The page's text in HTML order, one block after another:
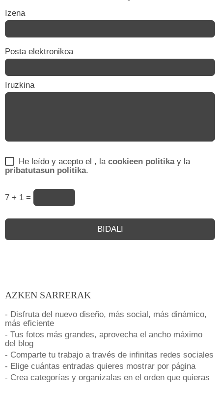
Izena
Posta elektronikoa
Iruzkina
He leído y acepto el , la cookieen politikay la
pribatutasun politika.
7 + 1 =
AZKEN SARRERAK
- Disfruta del nuevo diseño, más social, más dinámico,
más eficiente
- Tus fotos más grandes, aprovecha el ancho máximo
del blog
- Comparte tu trabajo a través de infinitas redes sociales
- Elige cuántas entradas quieres mostrar por página
- Crea categorías y organízalas en el orden que quieras